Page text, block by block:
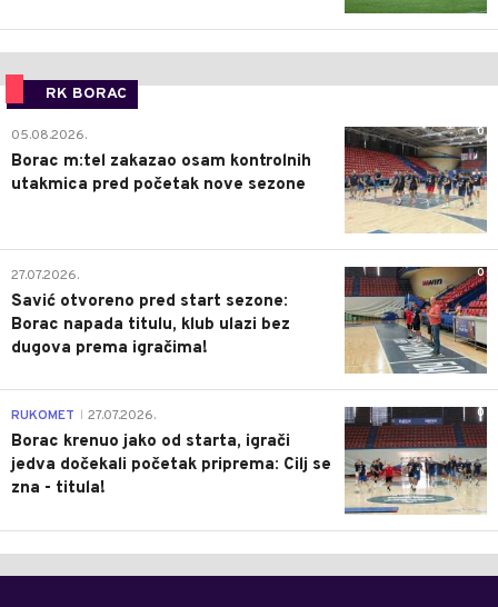
RK BORAC
0
05.08.2026.
Borac m:tel zakazao osam kontrolnih
utakmica pred početak nove sezone
0
27.07.2026.
Savić otvoreno pred start sezone:
Borac napada titulu, klub ulazi bez
dugova prema igračima!
0
RUKOMET 27.07.2026.
Borac krenuo jako od starta, igrači
jedva dočekali početak priprema: Cilj se
zna - titula!